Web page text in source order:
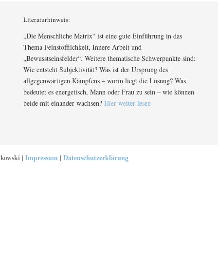
Literaturhinweis:
„Die Menschliche Matrix“ ist eine gute Einführung in das
Thema Feinstofflichkeit, Innere Arbeit und
„Bewusstseinsfelder“. Weitere thematische Schwerpunkte sind:
Wie entsteht Subjektivität? Was ist der Ursprung des
allgegenwärtigen Kämpfens – worin liegt die Lösung? Was
bedeutet es energetisch, Mann oder Frau zu sein – wie können
beide mit einander wachsen?Hier weiter lesen
|Impressum |Datenschutzerklärung